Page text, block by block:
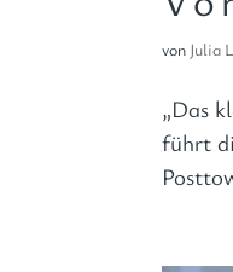
von Julia
„Das
führt